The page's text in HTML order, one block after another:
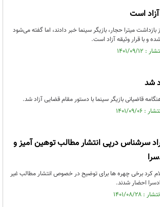
آزاد است
میترا حجار، بازیگر سینما خبر دادند، اما گفته می‌شود
و با قرار وثیقه آزاد است.
شد
قاضیانی بازیگر سینما با دستور مقام قضایی آزاد شد.
سرشناس درپی انتشار مطالب توهین آمیز و
کرد برخی چهره ها برای توضیح در خصوص انتشار مطالب غیر
احضار شدند.